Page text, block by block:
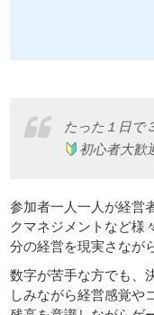
戦
お問
サイ
たった１日で
初心者大歓
参加者一人一人が経営
クマネジメントなど様
分の経営を現実さなが
数字が苦手な方でも、
しみながら経営感覚や